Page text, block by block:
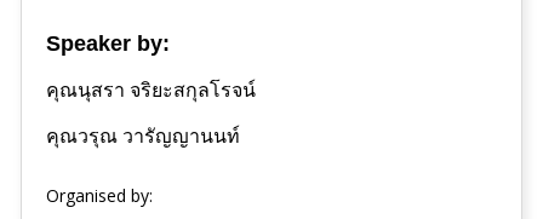
Speaker by:
คุณนุสรา จริยะสกุลโรจน์
คุณวรุณ วารัญญานนท์
Organised by: